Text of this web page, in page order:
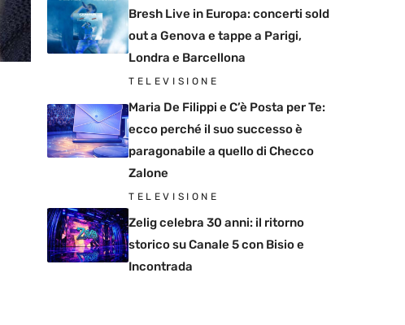
Bresh Live in Europa: concerti sold
out a Genova e tappe a Parigi,
Londra e Barcellona
TELEVISIONE
Maria De Filippi e C’è Posta per Te:
ecco perché il suo successo è
paragonabile a quello di Checco
Zalone
TELEVISIONE
Zelig celebra 30 anni: il ritorno
storico su Canale 5 con Bisio e
Incontrada